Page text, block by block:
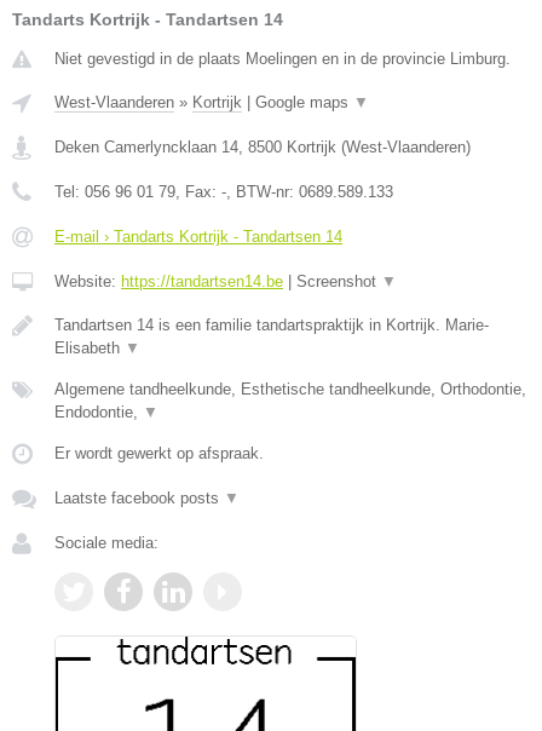
Tandarts Kortrijk - Tandartsen 14
Niet gevestigd in de plaats Moelingen en in de provincie Limburg.
West-Vlaanderen » Kortrijk Google maps ▼
Deken Camerlyncklaan 14, 8500 Kortrijk (West-Vlaanderen)
Tel: 056 96 01 79, Fax: -, BTW-nr: 0689.589.133
E-mail › Tandarts Kortrijk - Tandartsen 14
Website: https://tandartsen14.be Screenshot ▼
Tandartsen 14 is een familie tandartspraktijk in Kortrijk. Marie-
Elisabeth ▼
Algemene tandheelkunde, Esthetische tandheelkunde, Orthodontie,
Endodontie, ▼
Er wordt gewerkt op afspraak.
Laatste facebook posts ▼
Sociale media: